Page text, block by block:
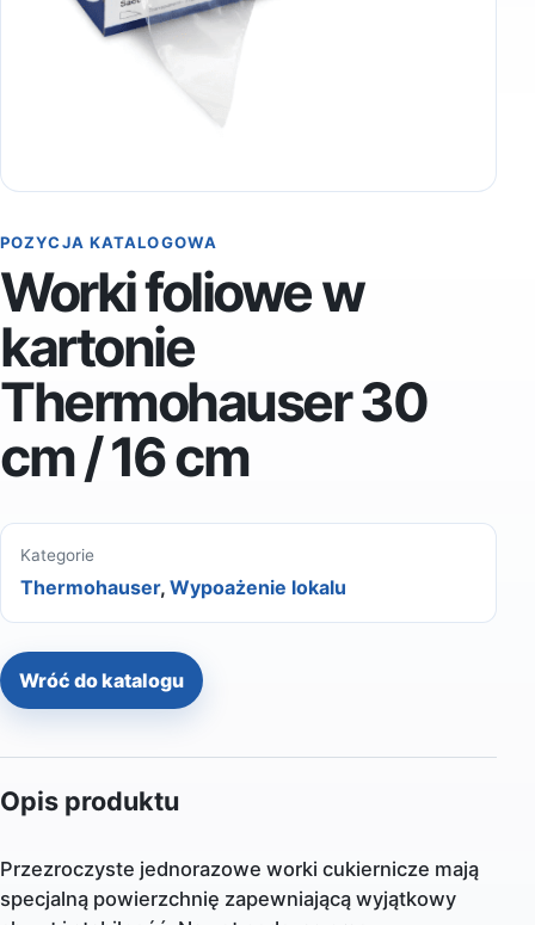
POZYCJA KATALOGOWA
Worki foliowe w
kartonie
Thermohauser 30
cm / 16 cm
Kategorie
Thermohauser, Wypoażenie lokalu
Wróć do katalogu
Opis produktu
Przezroczyste jednorazowe worki cukiernicze mają
specjalną powierzchnię zapewniającą wyjątkowy